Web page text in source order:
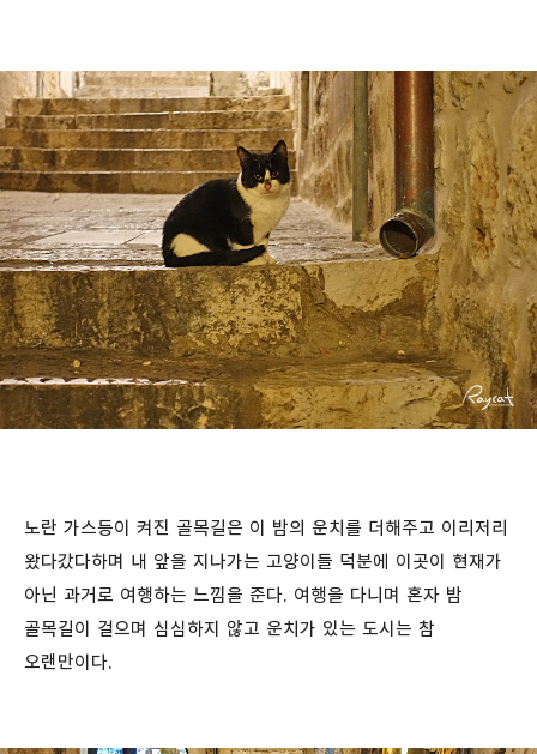
노란 가스등이 켜진 골목길은 이 밤의 운치를 더해주고 이리저리
왔다갔다하며 내 앞을 지나가는 고양이들 덕분에 이곳이 현재가
아닌 과거로 여행하는 느낌을 준다. 여행을 다니며 혼자 밤
골목길이 걸으며 심심하지 않고 운치가 있는 도시는 참
오랜만이다.